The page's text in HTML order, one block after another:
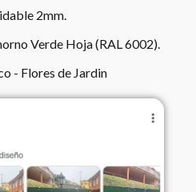
2mm.
Verde Hoja (RAL 6002).
- Flores de Jardin